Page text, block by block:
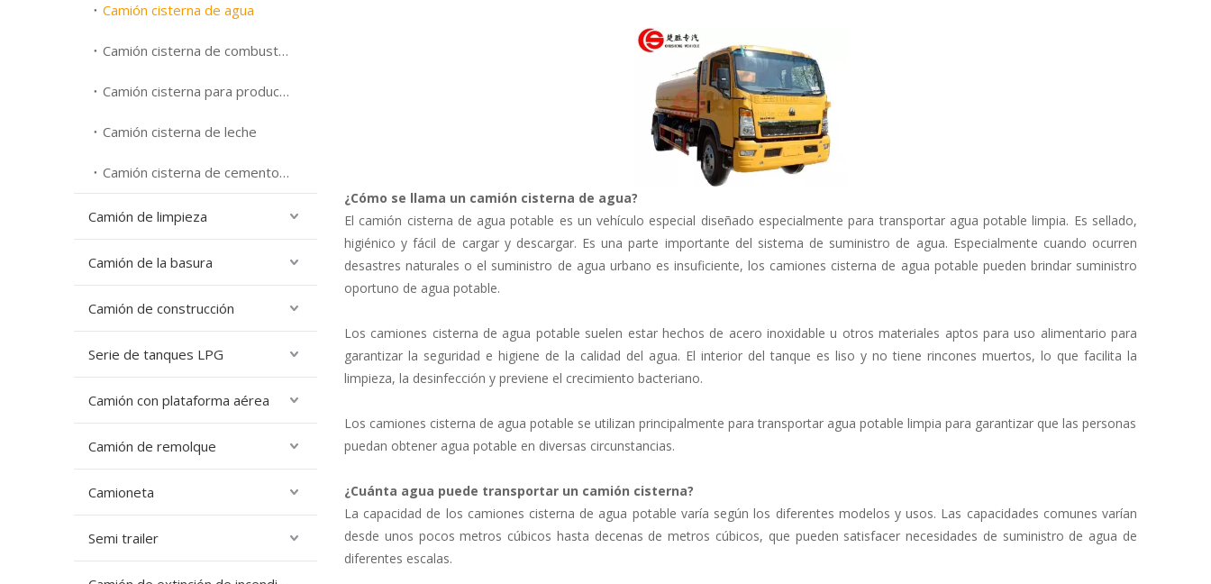
Camión cisterna de agua
Camión cisterna de combustible
Camión cisterna para productos químicos
Camión cisterna de leche
Camión cisterna de cemento a granel
Camión de limpieza
Camión de la basura
Camión de construcción
Serie de tanques LPG
Camión con plataforma aérea
Camión de remolque
Camioneta
Semi trailer
¿Cómo se llama un camión cisterna de agua?
El camión cisterna de agua potable es un vehículo especial diseñado especialmente para transportar agua potable limpia. Es sellado,
higiénico y fácil de cargar y descargar. Es una parte importante del sistema de suministro de agua. Especialmente cuando ocurren
desastres naturales o el suministro de agua urbano es insuficiente, los camiones cisterna de agua potable pueden brindar suministro
oportuno de agua potable.
Los camiones cisterna de agua potable suelen estar hechos de acero inoxidable u otros materiales aptos para uso alimentario para
garantizar la seguridad e higiene de la calidad del agua. El interior del tanque es liso y no tiene rincones muertos, lo que facilita la
limpieza, la desinfección y previene el crecimiento bacteriano.
Los camiones cisterna de agua potable se utilizan principalmente para transportar agua potable limpia para garantizar que las personas
puedan obtener agua potable en diversas circunstancias.
¿Cuánta agua puede transportar un camión cisterna?
La capacidad de los camiones cisterna de agua potable varía según los diferentes modelos y usos. Las capacidades comunes varían
desde unos pocos metros cúbicos hasta decenas de metros cúbicos, que pueden satisfacer necesidades de suministro de agua de
diferentes escalas.